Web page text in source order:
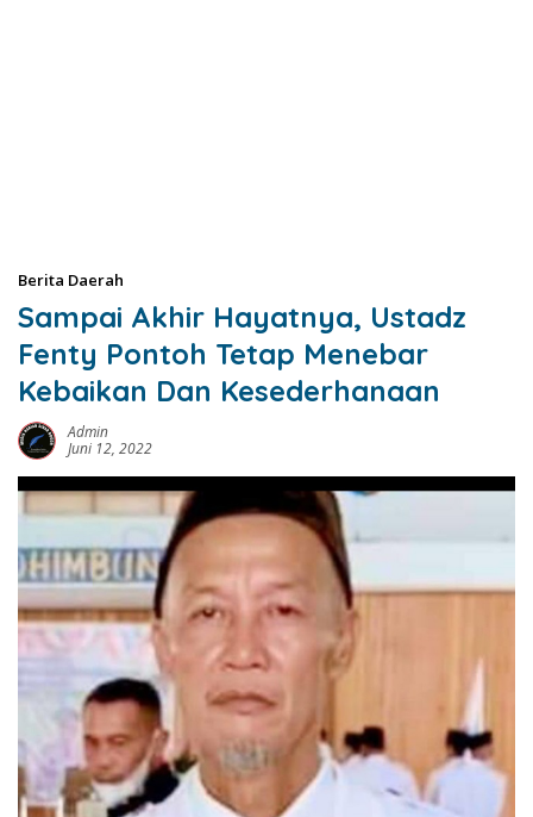
Berita Daerah
Sampai Akhir Hayatnya, Ustadz
Fenty Pontoh Tetap Menebar
Kebaikan Dan Kesederhanaan
Admin
Juni 12, 2022